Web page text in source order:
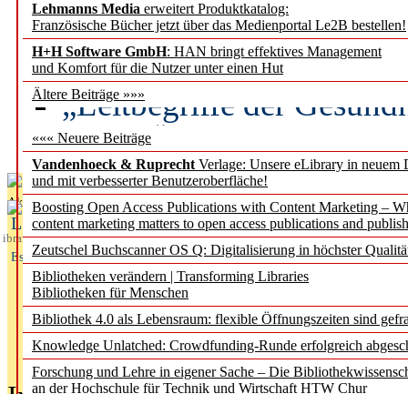
Lehmanns Media erweitert Produktkatalog:
Französische Bücher jetzt über das Medienportal Le2B bestellen!
H+H Software GmbH: HAN bringt effektives Management
und Komfort für die Nutzer unter einen Hut
Ältere Beiträge »»»
««« Neuere Beiträge
Vandenhoeck & Ruprecht Verlage: Unsere eLibrary in neuem
und mit verbesserter Benutzeroberfläche!
Boosting Open Access Publications with Content Marketing –
content marketing matters to open access publications and
Zeutschel Buchscanner OS Q: Digitalisierung in höchster
Bibliotheken verändern | Transforming Libraries
Bibliotheken für Menschen
Bibliothek 4.0 als Lebensraum: flexible Öffnungszeiten sind
Knowledge Unlatched: Crowdfunding-Runde erfolgreich
Forschung und Lehre in eigener Sache – Die
an der Hochschule für Technik und Wirtschaft HTW Chur
Künstliche Intelligenz
besser zu verstehen
„Leitbegriffe der
des BIÖG erscheinen
Aktuelles aus
L
ibrary
Essentials